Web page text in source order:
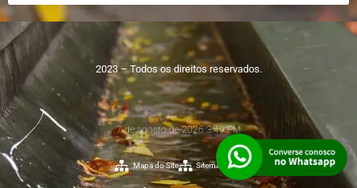
2023 – Todos os direitos reservados.
7 de agosto de 2026 3:49 PM
Mapa do Site Sitemap XML